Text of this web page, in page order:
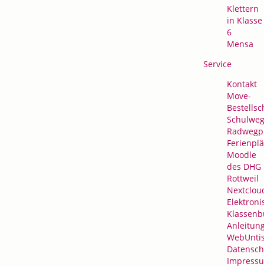
Klettern
in Klasse
6
Mensa
Service
Kontakt
Move-
Moodle
des DHG
Rottweil